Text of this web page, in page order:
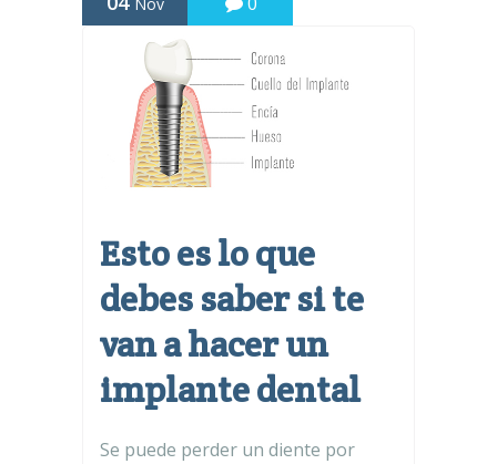
Esto es lo que
debes saber si te
van a hacer un
implante dental
Se puede perder un diente por